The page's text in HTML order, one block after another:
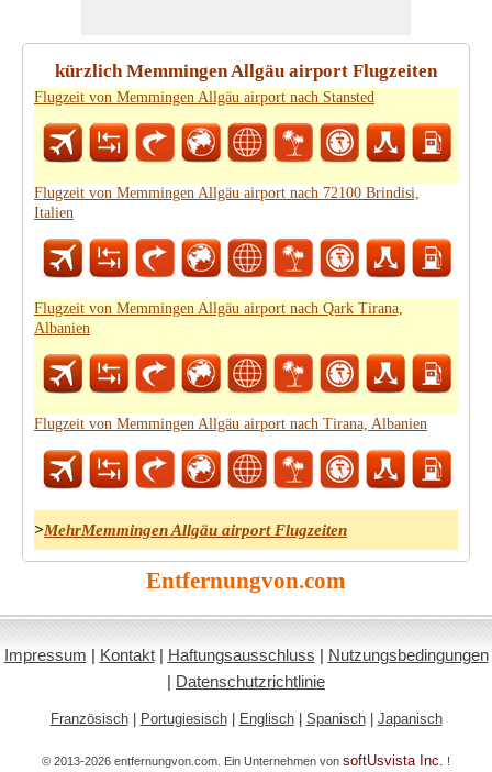
kürzlich Memmingen Allgäu airport Flugzeiten
Flugzeit von Memmingen Allgäu airport nach Stansted
Flugzeit von Memmingen Allgäu airport nach 72100 Brindisi,
Italien
Flugzeit von Memmingen Allgäu airport nach Qark Tirana,
Albanien
Flugzeit von Memmingen Allgäu airport nach Tirana, Albanien
>MehrMemmingen Allgäu airport Flugzeiten
Entfernungvon.com
Impressum | Kontakt| Haftungsausschluss | Nutzungsbedingungen
| Datenschutzrichtlinie
Französisch| Portugiesisch| Englisch| Spanisch| Japanisch
© 2013-2026 entfernungvon.com. Ein Unternehmen von softUsvista Inc. !